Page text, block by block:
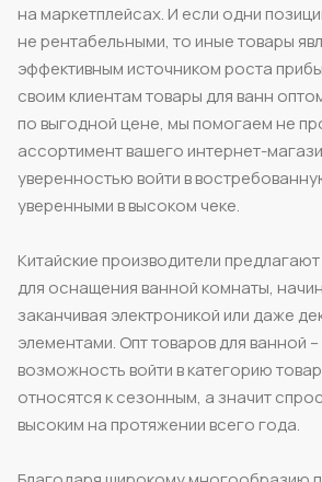
на маркетплейсах. И если одни
не рентабельными, то иные товары
эффективным источником роста
своим клиентам товары для ванн
по выгодной цене, мы помогаем не
ассортимент вашего интернет-
уверенностью войти в
уверенными в высоком чеке.
Китайские производители
для оснащения ванной комнаты,
заканчивая электроникой или даже
элементами. Опт товаров для ванной
возможность войти в категорию
относятся к сезонным, а значит
высоким на протяжении всего года.